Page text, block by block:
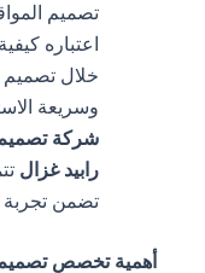
تصميم
اعتباره
خلال تصميم
وسريعة
شركة تصميم
رابيد غزال
تضمن تجربة
أهمية تخصص تصميم